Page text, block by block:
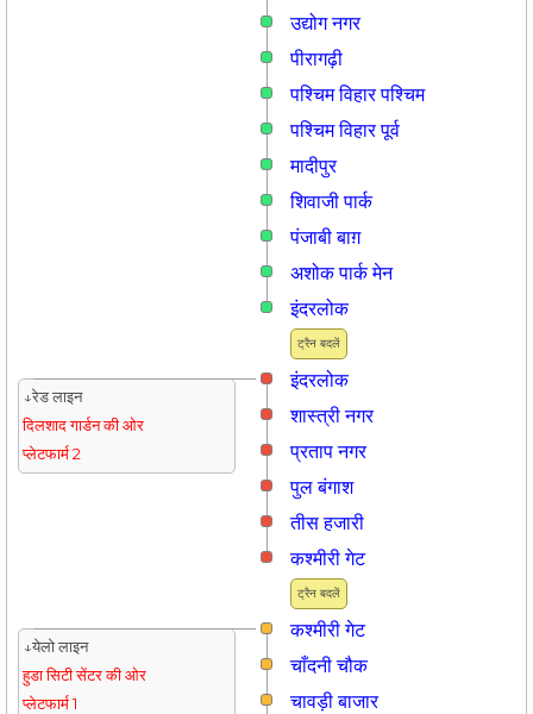
उद्योग नगर
पीरागढ़ी
पश्चिम विहार पश्चिम
पश्चिम विहार पूर्व
मादीपुर
शिवाजी पार्क
पंजाबी बाग़
अशोक पार्क मेन
ट्रैन बदलें
इंदरलोक
इंदरलोक
↓रेड लाइन
दिलशाद गार्डन की ओर
प्लेटफार्म 2
शास्त्री नगर
प्रताप नगर
पुल बंगाश
तीस हजारी
ट्रैन बदलें
कश्मीरी गेट
कश्मीरी गेट
↓येलो लाइन
हुडा सिटी सेंटर की ओर
प्लेटफार्म 1
चाँदनी चौक
चावड़ी बाजार